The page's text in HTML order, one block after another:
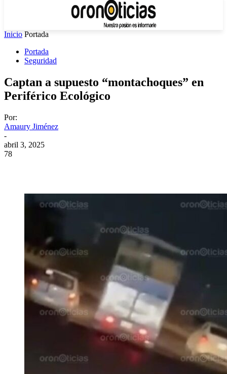
Inicio Portada
Portada
Seguridad
Captan a supuesto “montachoques” en
Periférico Ecológico
Por:
Amaury Jiménez
-
abril 3, 2025
78